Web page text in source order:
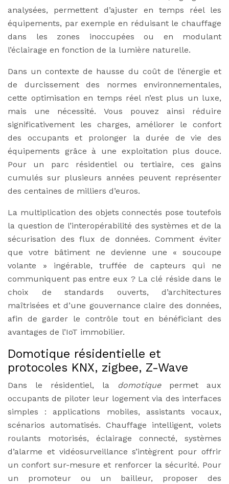
analysées, permettent d’ajuster en temps réel les
équipements, par exemple en réduisant le chauffage
dans les zones inoccupées ou en modulant
l’éclairage en fonction de la lumière naturelle.
Dans un contexte de hausse du coût de l’énergie et
de durcissement des normes environnementales,
cette optimisation en temps réel n’est plus un luxe,
mais une nécessité. Vous pouvez ainsi réduire
significativement les charges, améliorer le confort
des occupants et prolonger la durée de vie des
équipements grâce à une exploitation plus douce.
Pour un parc résidentiel ou tertiaire, ces gains
cumulés sur plusieurs années peuvent représenter
des centaines de milliers d’euros.
La multiplication des objets connectés pose toutefois
la question de l’interopérabilité des systèmes et de la
sécurisation des flux de données. Comment éviter
que votre bâtiment ne devienne une « soucoupe
volante » ingérable, truffée de capteurs qui ne
communiquent pas entre eux ? La clé réside dans le
choix de standards ouverts, d’architectures
maîtrisées et d’une gouvernance claire des données,
afin de garder le contrôle tout en bénéficiant des
avantages de l’IoT immobilier.
Domotique résidentielle et
protocoles KNX, zigbee, Z-Wave
Dans le résidentiel, la domotiquepermet aux
occupants de piloter leur logement via des interfaces
simples : applications mobiles, assistants vocaux,
scénarios automatisés. Chauffage intelligent, volets
roulants motorisés, éclairage connecté, systèmes
d’alarme et vidéosurveillance s’intègrent pour offrir
un confort sur-mesure et renforcer la sécurité. Pour
un promoteur ou un bailleur, proposer des